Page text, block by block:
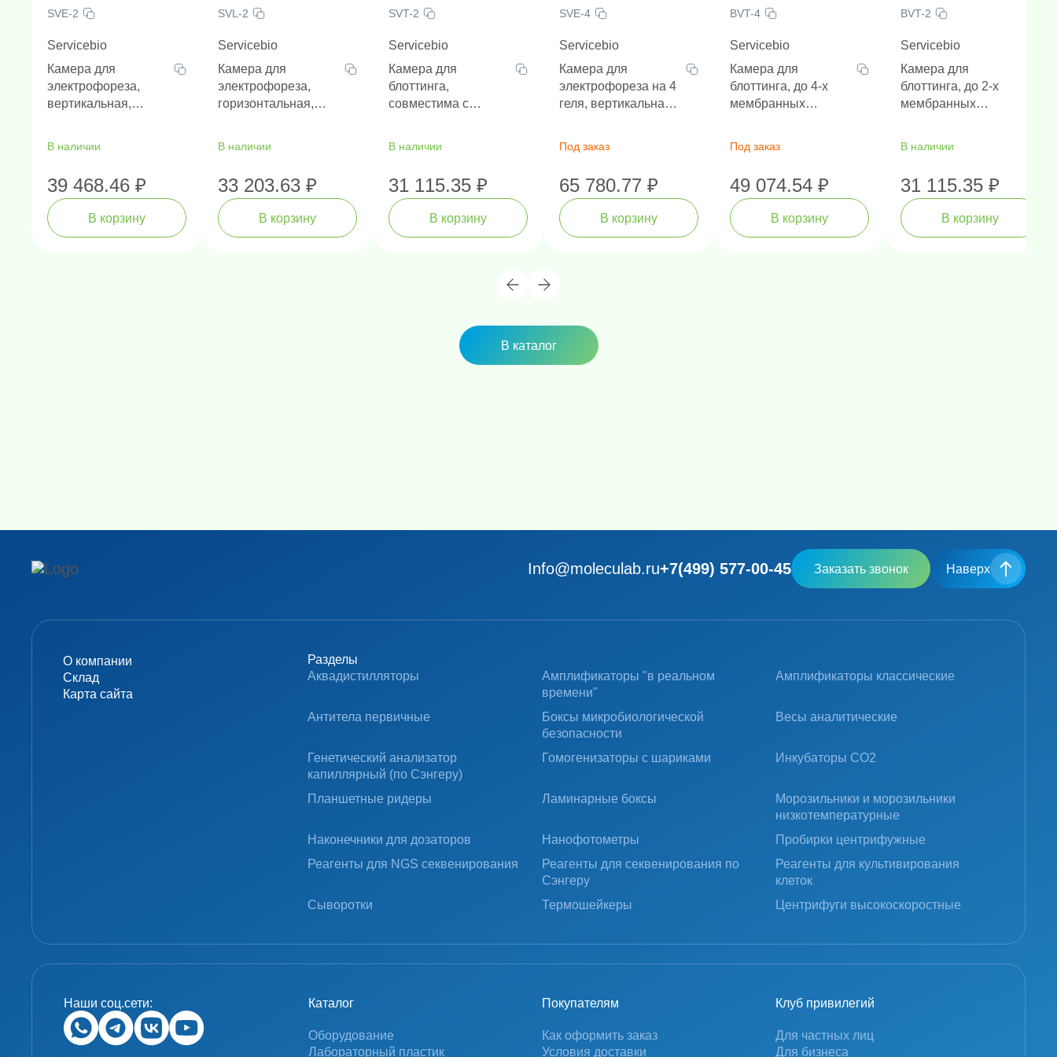
SVE-2
Servicebio
Камера для
электрофореза,
вертикальная,
геля
В наличии
39 468.46 ₽
В корзину
SVL-2
Servicebio
Камера для
электрофореза,
горизонтальная,
В наличии
33 203.63 ₽
В корзину
SVT-2
Servicebio
Камера для
блоттинга,
совместима с
В наличии
31 115.35 ₽
В корзину
SVE-4
Servicebio
Камера для
электрофореза на 4
геля, вертикальная,
интегрированная
геля
Под заказ
65 780.77 ₽
В корзину
BVT-4
Servicebio
Камера для
блоттинга, до 4-х
мембранных
камерой BVE-4
Под заказ
49 074.54 ₽
В корзину
BVT-2
Servicebio
Камера для
блоттинга, до 2-х
мембранных
В наличии
31 115.35 ₽
В корзину
В каталог
Info@moleculab.ru+7(499) 577-00-45 Заказать звонок Наверх
О компании
Склад
Карта сайта
Разделы
Аквадистилляторы
Амплификаторы "в реальном
времени"
Амплификаторы классические
Антитела первичные
Боксы микробиологической
безопасности
Весы аналитические
Генетический анализатор
капиллярный (по Сэнгеру)
Гомогенизаторы с шариками Инкубаторы CO2
Планшетные ридеры Ламинарные боксы
Морозильники и морозильники
низкотемпературные
Наконечники для дозаторов
Нанофотометры
Пробирки центрифужные
Реагенты для NGS секвенирования
Реагенты для секвенирования по
Сэнгеру
Реагенты для культивирования
клеток
Сыворотки
Термошейкеры Центрифуги высокоскоростные
Наши соц.сети: Каталог
Оборудование
Лабораторный пластик
Покупателям
Как оформить заказ
Условия доставки
Клуб привилегий
Для частных лиц
Для бизнеса